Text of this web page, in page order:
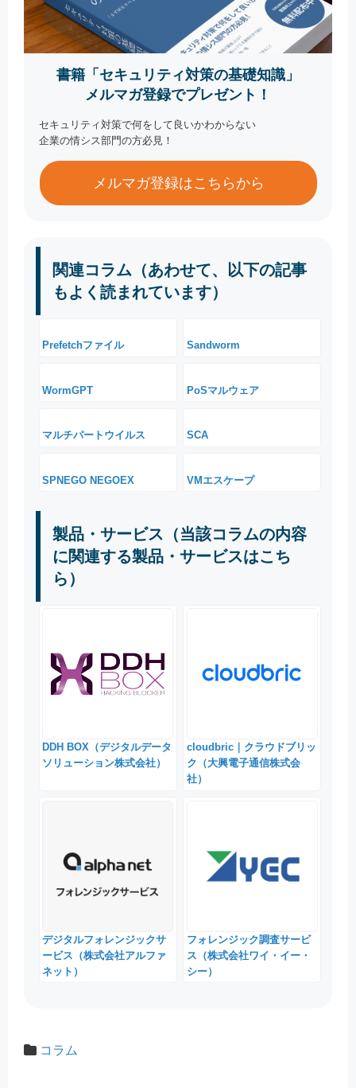
書籍「セキュリティ対策の基礎知識」
メルマガ登録でプレゼント！
セキュリティ対策で何をして良いかわからない
企業の情シス部門の方必見！
メルマガ登録はこちらから
関連コラム（あわせて、以下の記事
もよく読まれています）
Prefetchファイル Sandworm
WormGPT PoSマルウェア
マルチパートウイルス SCA
SPNEGO NEGOEX VMエスケープ
製品・サービス（当該コラムの内容
に関連する製品・サービスはこち
ら）
DDH BOX（デジタルデータ
ソリューション株式会社）
cloudbric｜クラウドブリッ
ク（大興電子通信株式会
社）
デジタルフォレンジックサ
ービス（株式会社アルファ
ネット）
フォレンジック調査サービ
ス（株式会社ワイ・イー・
シー）
コラム